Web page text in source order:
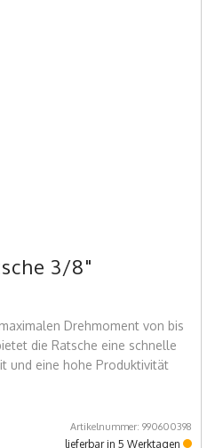
3/8"
Drehmoment von bis
die Ratsche eine schnelle
und eine hohe Produktivität
Artikelnummer: 990600398
lieferbar in 5 Werktagen